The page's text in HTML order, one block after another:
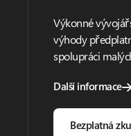
Výkonné
výhody
spolupráci
Další informace
Bezplatná